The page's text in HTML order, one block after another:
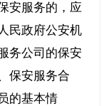
安服务的，应
民政府公安机
务公司的保安
保安服务合
的基本情